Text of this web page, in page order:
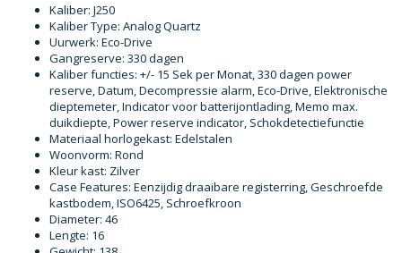
Kaliber: J250
Kaliber Type: Analog Quartz
Uurwerk: Eco-Drive
Gangreserve: 330 dagen
Kaliber functies: +/- 15 Sek per Monat, 330 dagen power
reserve, Datum, Decompressie alarm, Eco-Drive, Elektronische
dieptemeter, Indicator voor batterijontlading, Memo max.
duikdiepte, Power reserve indicator, Schokdetectiefunctie
Materiaal horlogekast: Edelstalen
Woonvorm: Rond
Kleur kast: Zilver
Case Features: Eenzijdig draaibare registerring, Geschroefde
kastbodem, ISO6425, Schroefkroon
Diameter: 46
Lengte: 16